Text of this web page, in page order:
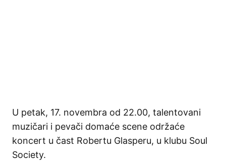
U petak, 17. novembra od 22.00, talentovani
muzičari i pevači domaće scene održaće
koncert u čast Robertu Glasperu, u klubu Soul
Society.